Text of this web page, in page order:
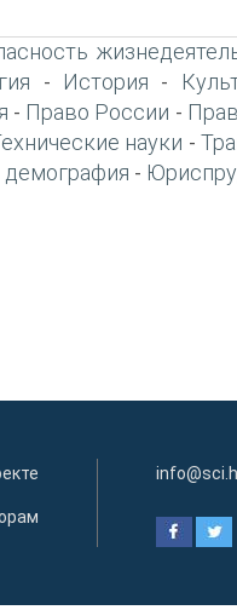
- История -
- Право России -
науки -
демография -